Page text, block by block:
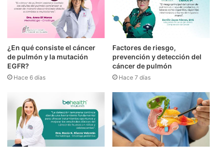
¿En qué consiste el cáncer
de pulmón y la mutación
EGFR?
Hace 6 días
Factores de riesgo,
prevención y detección del
cáncer de pulmón
Hace 7 días